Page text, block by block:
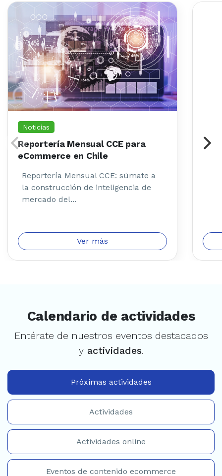
Noticias
Reportería Mensual CCE para
eCommerce en Chile
Reportería Mensual CCE: súmate a
la construcción de inteligencia de
mercado del...
Entérate de nuestros eventos destacados
yactividades.
Actividades
Actividades online
Eventos de contenido ecommerce